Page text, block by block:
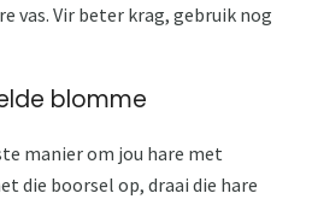
vas. Vir beter krag, gebruik nog
blomme
manier om jou hare met
die boorsel op, draai die hare